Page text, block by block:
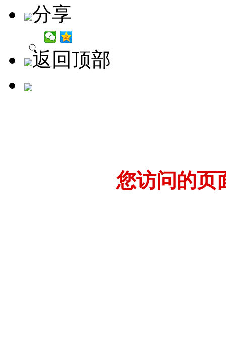
分享
返回顶部
您访问的页